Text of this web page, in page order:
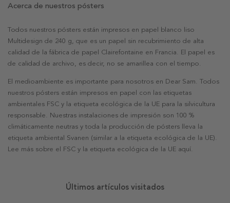
Acerca de nuestros pósters
Todos nuestros pósters están impresos en papel blanco liso
Multidesign de 240 g, que es un papel sin recubrimiento de alta
calidad de la fábrica de papel Clairefontaine en Francia. El papel es
de calidad de archivo, es decir, no se amarillea con el tiempo.
El medioambiente es importante para nosotros en Dear Sam. Todos
nuestros pósters están impresos en papel con las etiquetas
ambientales FSC y la etiqueta ecológica de la UE para la silvicultura
responsable. Nuestras instalaciones de impresión son 100 %
climáticamente neutras y toda la producción de pósters lleva la
etiqueta ambiental Svanen (similar a la etiqueta ecológica de la UE).
Lee más sobre el FSC y la etiqueta ecológica de la UE aquí.
Últimos artículos visitados